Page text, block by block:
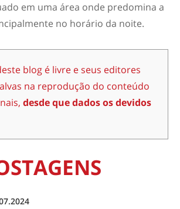
em uma área onde predomina a
no horário da noite.
blog é livre e seus editores
na reprodução do conteúdo
desde que dados os devidos